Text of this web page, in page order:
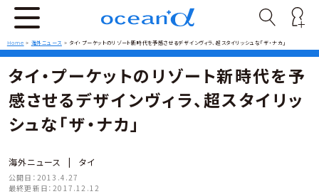
Home > 海外ニュース >タイ・プーケットのリゾート新時代を予感させるデザインヴィラ、超スタイリッシュな「ザ・ナカ」
タイ・プーケットのリゾート新時代を予
感させるデザインヴィラ、超スタイリッ
シュな「ザ・ナカ」
海外ニュース | タイ
公開日： 2013.4.27
最終更新日： 2017.12.12